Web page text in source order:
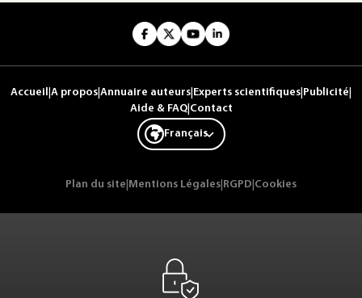
Accueil A propos Annuaire auteurs Experts scientifiques Publicité
Aide & FAQ| Contact
Français
Plan du site Mentions Légales RGPD Cookies